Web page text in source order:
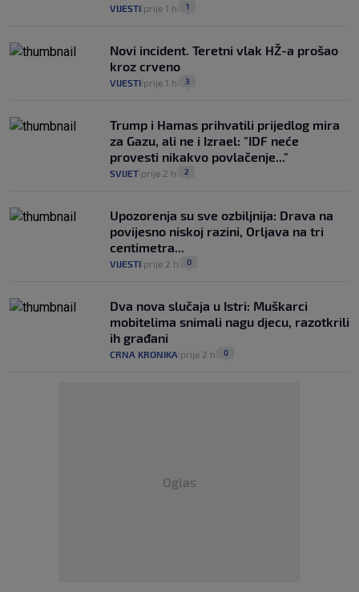
VIJESTI prije 1 h 1
Novi incident. Teretni vlak HŽ-a prošao
kroz crveno
VIJESTI prije 1 h 3
Trump i Hamas prihvatili prijedlog mira
za Gazu, ali ne i Izrael: "IDF neće
provesti nikakvo povlačenje..."
SVIJET prije 2 h 2
Upozorenja su sve ozbiljnija: Drava na
povijesno niskoj razini, Orljava na tri
centimetra...
VIJESTI prije 2 h 0
Dva nova slučaja u Istri: Muškarci
mobitelima snimali nagu djecu, razotkrili
ih građani
CRNA KRONIKA prije 2 h 0
Oglas